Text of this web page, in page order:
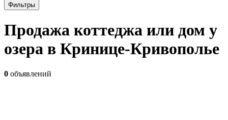
Фильтры
Продажа коттеджа или дом у
озера в Кринице-Кривополье
0 объявлений